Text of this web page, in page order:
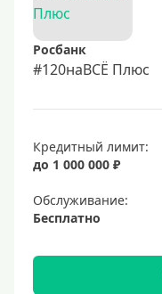
Росбанк
#120наВСЁ Плюс
Кредитный лимит:
до 1 000 000 ₽
Обслуживание:
Бесплатно